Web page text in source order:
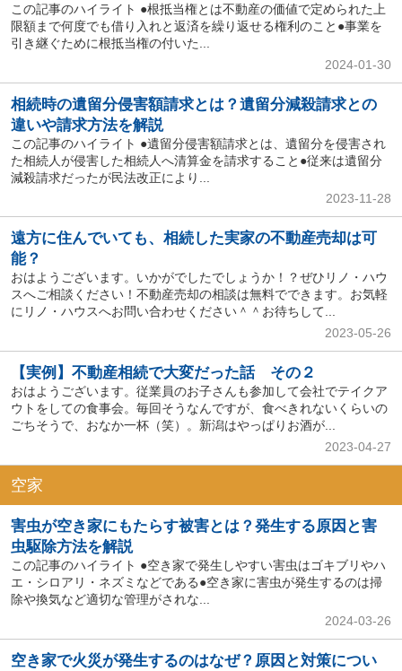
この記事のハイライト ●根抵当権とは不動産の価値で定められた上
限額まで何度でも借り入れと返済を繰り返せる権利のこと●事業を
引き継ぐために根抵当権の付いた...
2024-01-30
相続時の遺留分侵害額請求とは？遺留分減殺請求との
違いや請求方法を解説
この記事のハイライト ●遺留分侵害額請求とは、遺留分を侵害され
た相続人が侵害した相続人へ清算金を請求すること●従来は遺留分
減殺請求だったが民法改正により...
2023-11-28
遠方に住んでいても、相続した実家の不動産売却は可
能？
おはようございます。いかがでしたでしょうか！？ぜひリノ・ハウ
スへご相談ください！不動産売却の相談は無料でできます。お気軽
にリノ・ハウスへお問い合わせください＾＾お待ちして...
2023-05-26
【実例】不動産相続で大変だった話 その２
おはようございます。従業員のお子さんも参加して会社でテイクア
ウトをしての食事会。毎回そうなんですが、食べきれないくらいの
ごちそうで、おなか一杯（笑）。新潟はやっぱりお酒が...
2023-04-27
空家
害虫が空き家にもたらす被害とは？発生する原因と害
虫駆除方法を解説
この記事のハイライト ●空き家で発生しやすい害虫はゴキブリやハ
エ・シロアリ・ネズミなどである●空き家に害虫が発生するのは掃
除や換気など適切な管理がされな...
2024-03-26
空き家で火災が発生するのはなぜ？原因と対策につい